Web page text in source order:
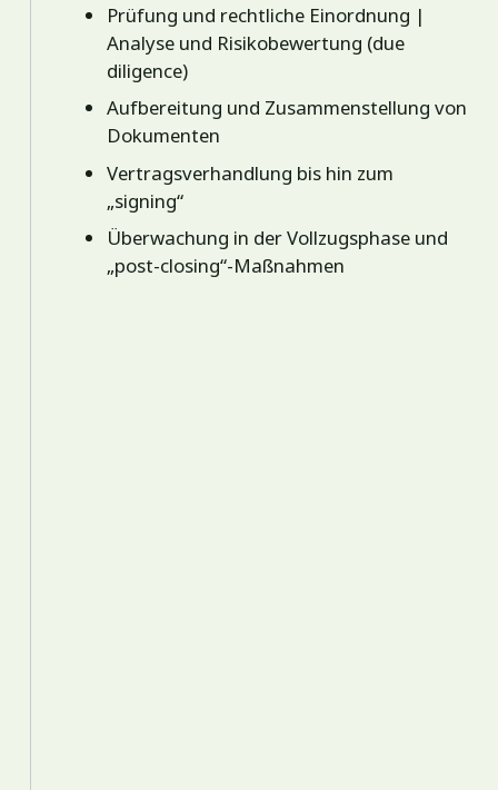
Prüfung und rechtliche Einordnung |
Analyse und Risikobewertung (due
diligence)
Aufbereitung und Zusammenstellung von
Dokumenten
Vertragsverhandlung bis hin zum
„signing“
Überwachung in der Vollzugsphase und
„post-closing“-Maßnahmen